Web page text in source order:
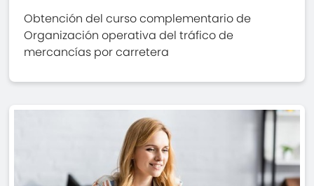
Obtención del curso complementario de
Organización operativa del tráfico de
mercancías por carretera